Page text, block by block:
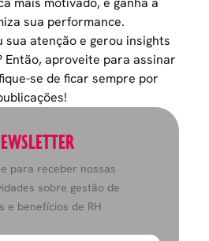
sua performance.
sua atenção e gerou insights
Então, aproveite para assinar
se de ficar sempre por
para receber nossas
sobre gestão de
e benefícios de RH